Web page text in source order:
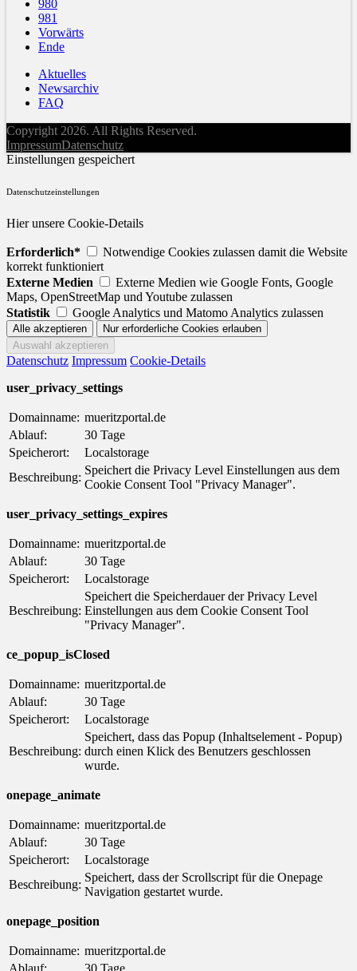
980
981
Vorwärts
Ende
Aktuelles
Newsarchiv
FAQ
Copyright 2026. All Rights Reserved.
ImpressumDatenschutz
Einstellungen gespeichert
Datenschutzeinstellungen
Hier unsere Cookie-Details
Erforderlich*
Notwendige Cookies zulassen damit die Website
korrekt funktioniert
Externe Medien
Externe Medien wie Google Fonts, Google
Maps, OpenStreetMap und Youtube zulassen
Statistik
Google Analytics und Matomo Analytics zulassen
Datenschutz Impressum Cookie-Details
user_privacy_settings
Domainname: mueritzportal.de
Ablauf:
30 Tage
Speicherort:
Localstorage
Beschreibung:
Speichert die Privacy Level Einstellungen aus dem
Cookie Consent Tool "Privacy Manager".
user_privacy_settings_expires
Domainname: mueritzportal.de
Ablauf:
30 Tage
Speicherort:
Localstorage
Beschreibung:
Speichert die Speicherdauer der Privacy Level
Einstellungen aus dem Cookie Consent Tool
"Privacy Manager".
ce_popup_isClosed
Domainname: mueritzportal.de
Ablauf:
30 Tage
Speicherort:
Localstorage
Beschreibung:
Speichert, dass das Popup (Inhaltselement - Popup)
durch einen Klick des Benutzers geschlossen
wurde.
onepage_animate
Domainname: mueritzportal.de
Ablauf:
30 Tage
Speicherort:
Localstorage
Beschreibung:
Speichert, dass der Scrollscript für die Onepage
Navigation gestartet wurde.
onepage_position
Domainname: mueritzportal.de
Ablauf:
30 Tage